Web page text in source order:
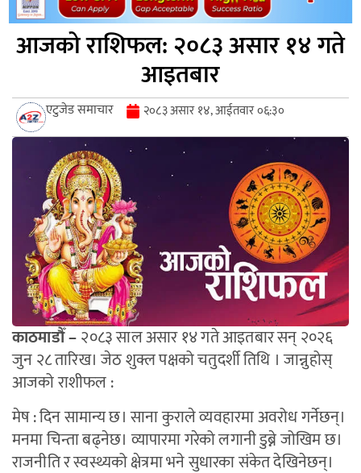
आजको राशिफल: २०८३ असार १४ गते
आइतबार
एटुजेड समाचार २०८३ असार १४, आईतवार ०६:३०
काठमाडौँ –२०८३ साल असार १४ गते आइतबार सन् २०२६
जुन २८ तारिख। जेठ शुक्ल पक्षको चतुदर्शी तिथि । जान्नुहोस्
आजको राशीफल :
मेष : दिन सामान्य छ। साना कुराले व्यवहारमा अवरोध गर्नेछन्।
मनमा चिन्ता बढ्नेछ। व्यापारमा गरेको लगानी डुब्ने जोखिम छ।
राजनीति र स्वस्थ्यको क्षेत्रमा भने सुधारका संकेत देखिनेछन्।